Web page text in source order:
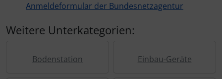
Anmeldeformular der Bundesnetzagentur
Weitere Unterkategorien:
Bodenstation Einbau-Geräte
Taschen
Thermikhüte
3D Reliefkarten